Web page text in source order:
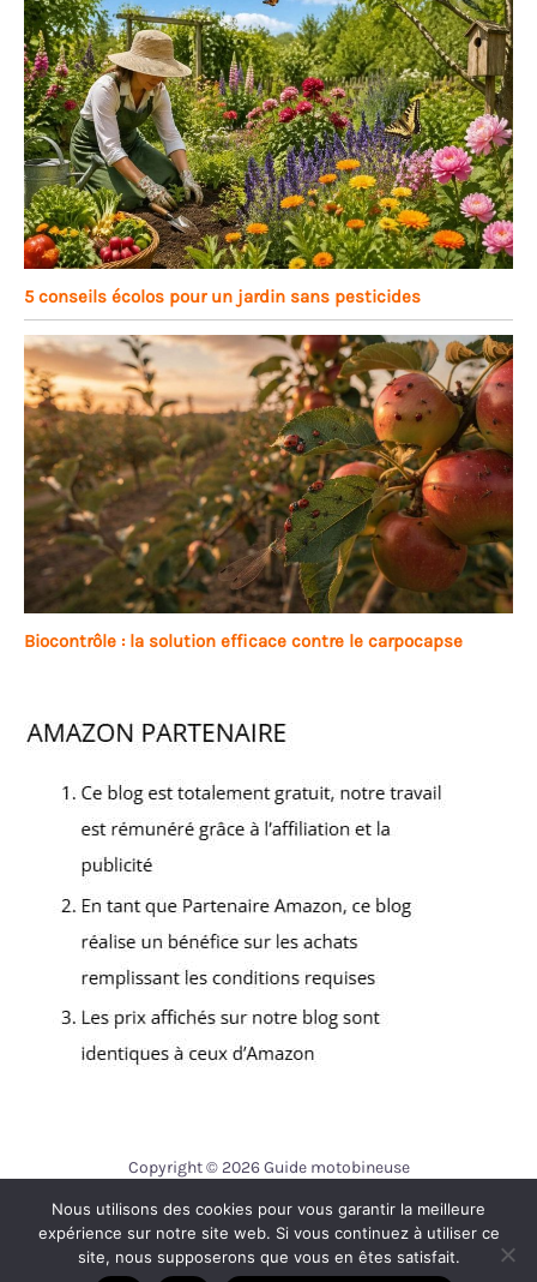
5 conseils écolos pour un jardin sans pesticides
Biocontrôle : la solution efficace contre le carpocapse
Copyright © 2026 Guide motobineuse
Contact
Mentions légales
Politique de confidentialité
Nous utilisons des cookies pour vous garantir la meilleure
expérience sur notre site web. Si vous continuez à utiliser ce
site, nous supposerons que vous en êtes satisfait.